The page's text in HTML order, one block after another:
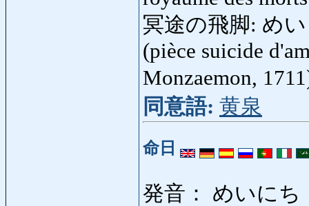
冥途の飛脚: め
(pièce suicide
Monzaemon,
同意語: 黄泉
命日
発音： めいにち